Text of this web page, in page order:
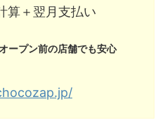
算＋翌月支払い
ープン前の店舗でも安心